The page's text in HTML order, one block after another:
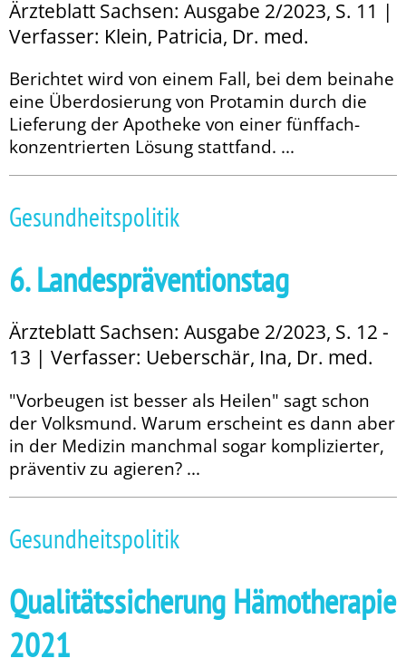
Ärzteblatt Sachsen: Ausgabe 2/2023, S. 11 |
Verfasser: Klein, Patricia, Dr. med.
Berichtet wird von einem Fall, bei dem beinahe
eine Überdosierung von Protamin durch die
Lieferung der Apotheke von einer fünffach-
konzentrierten Lö­­sung stattfand. ...
Gesundheitspolitik
6. Landespräventionstag
Ärzteblatt Sachsen: Ausgabe 2/2023, S. 12 -
13 | Verfasser: Ueberschär, Ina, Dr. med.
"Vorbeugen ist besser als Heilen" sagt schon
der Volksmund. Warum er­­scheint es dann aber
in der Medizin manchmal sogar komplizierter,
präventiv zu agieren? ...
Gesundheitspolitik
Qualitätssicherung Hämotherapie
2021